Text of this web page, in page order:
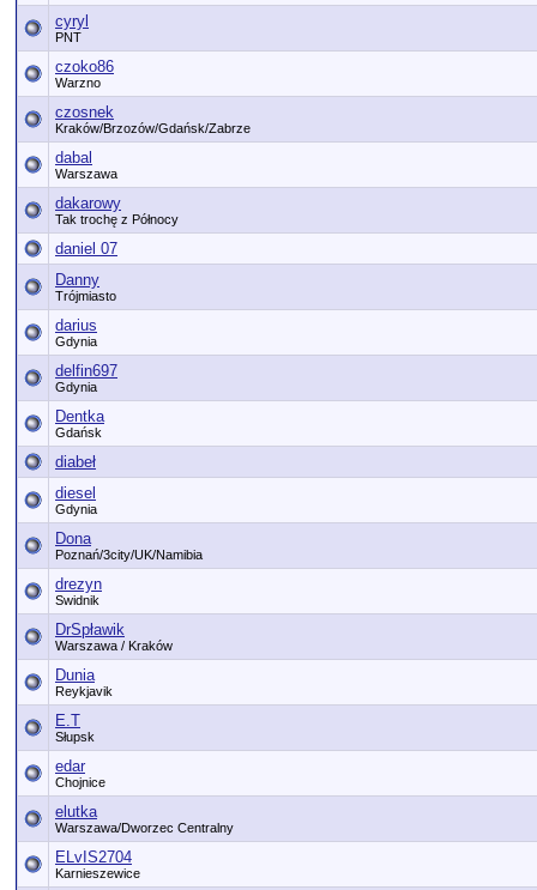
cyryl
PNT
czoko86
Warzno
czosnek
Kraków/Brzozów/Gdańsk/Zabrze
dabal
Warszawa
dakarowy
Tak trochę z Północy
daniel 07
Danny
Trójmiasto
darius
Gdynia
delfin697
Gdynia
Dentka
Gdańsk
diabeł
diesel
Gdynia
Dona
Poznań/3city/UK/Namibia
drezyn
Swidnik
DrSpławik
Warszawa / Kraków
Dunia
Reykjavik
E.T
Słupsk
edar
Chojnice
elutka
Warszawa/Dworzec Centralny
ELvIS2704
Karnieszewice